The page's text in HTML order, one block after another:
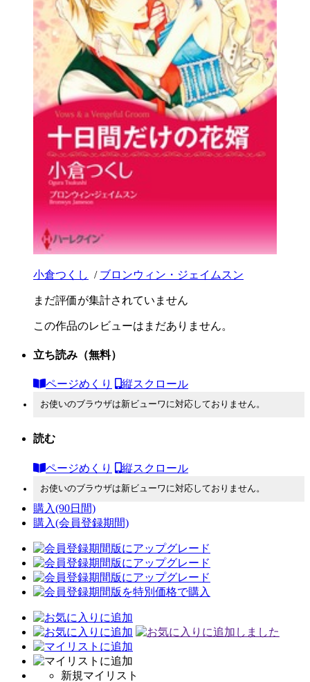
小倉つくし / ブロンウィン・ジェイムスン
まだ評価が集計されていません
この作品のレビューはまだありません。
立ち読み （無料）
ページめくり 縦スクロール
お使いのブラウザは新ビューワに対応しておりません。
読む
ページめくり 縦スクロール
お使いのブラウザは新ビューワに対応しておりません。
購入(90日間)
購入(会員登録期間)
新規マイリスト